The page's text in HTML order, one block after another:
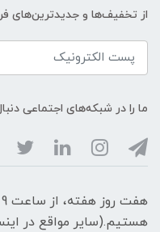
از تخفیف‌ها و جدیدترین‌های
ما را در شبکه‌های اجتماعی
هستیم.(سایر مواقع در